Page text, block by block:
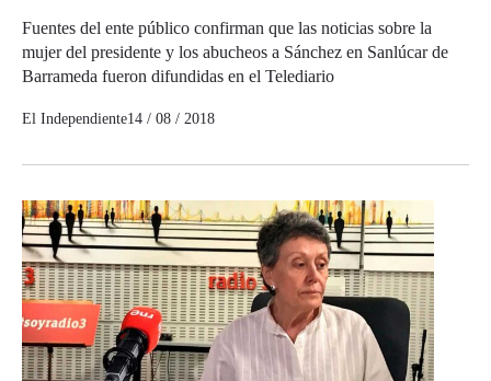
Fuentes del ente público confirman que las noticias sobre la
mujer del presidente y los abucheos a Sánchez en Sanlúcar de
Barrameda fueron difundidas en el Telediario
El Independiente14 / 08 / 2018